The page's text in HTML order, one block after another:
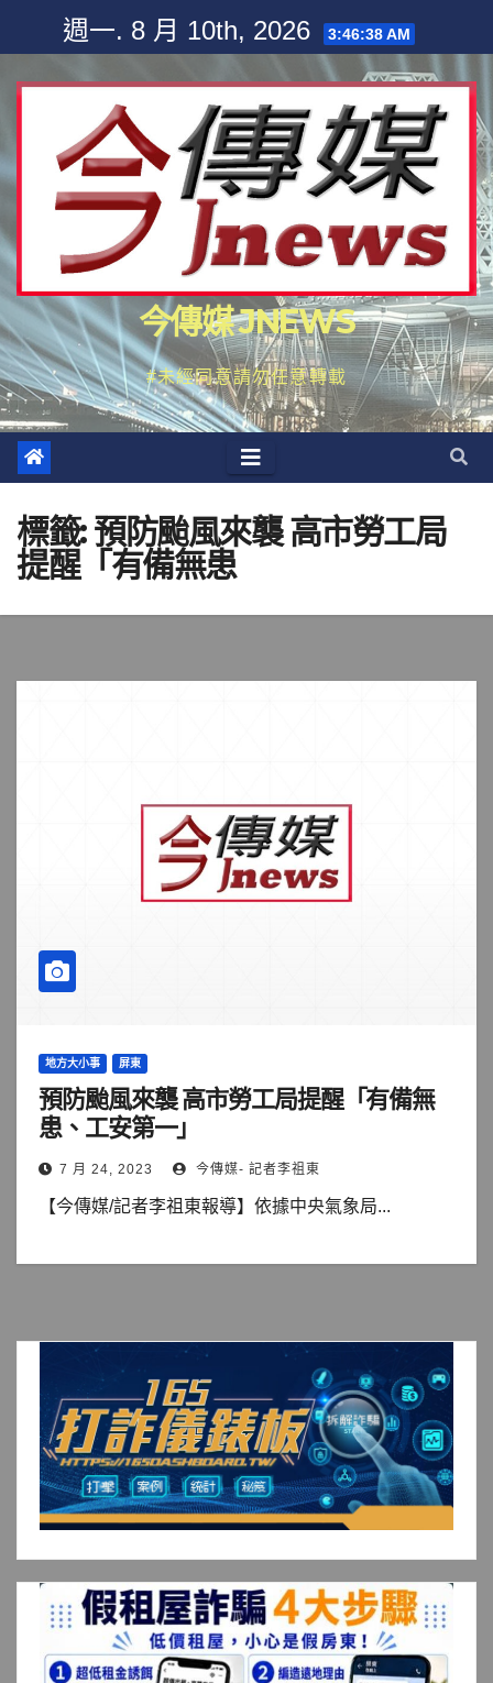
content
週一. 8 月 10th, 2026 3:46:39 AM
今傳媒 JNEWS
#未經同意請勿任意轉載
標籤:預防颱風來襲 高市勞工局
提醒「有備無患
地方大小事 屏東
預防颱風來襲 高市勞工局提醒「有備無
患、工安第一」
7 月 24, 2023 今傳媒- 記者李祖東
【今傳媒/記者李祖東報導】依據中央氣象局...